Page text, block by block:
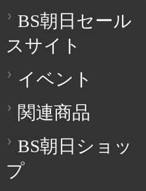
BS朝日セール
スサイト
イベント
関連商品
BS朝日ショッ
プ